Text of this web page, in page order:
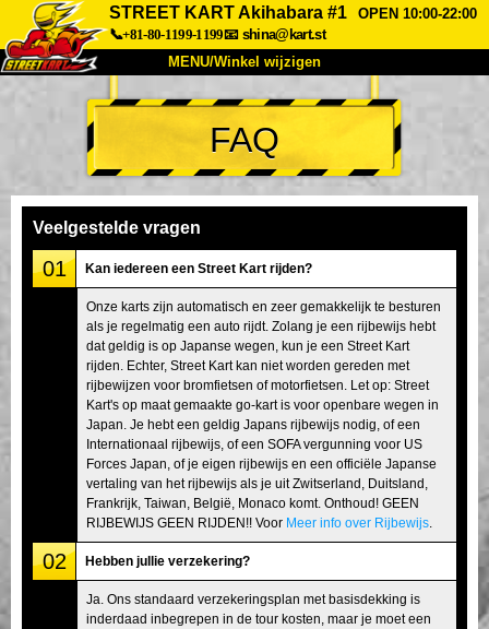
STREET KART Akihabara #1
OPEN 10:00-22:00
📞+81-80-1199-1199📧 shina@kart.st
MENU/Winkel wijzigen
TOP
Over Specificaties Prijzen
Bedrijf
Tokyo Shinagawa Tokyo Akihabara#1
Tokyo Akihabara#2 Tokyo Shibuya
Tokyo Shibuya Annex Tokyo Bay
Tokyo Asakusa Osaka
Okinawa
FAQ
Veelgestelde vragen
01 Kan iedereen een Street Kart rijden?
Onze karts zijn automatisch en zeer gemakkelijk te besturen
als je regelmatig een auto rijdt. Zolang je een rijbewijs hebt
dat geldig is op Japanse wegen, kun je een Street Kart
rijden. Echter, Street Kart kan niet worden gereden met
rijbewijzen voor bromfietsen of motorfietsen. Let op: Street
Kart's op maat gemaakte go-kart is voor openbare wegen in
Japan. Je hebt een geldig Japans rijbewijs nodig, of een
Internationaal rijbewijs, of een SOFA vergunning voor US
Forces Japan, of je eigen rijbewijs en een officiële Japanse
vertaling van het rijbewijs als je uit Zwitserland, Duitsland,
Frankrijk, Taiwan, België, Monaco komt. Onthoud! GEEN
RIJBEWIJS GEEN RIJDEN!! Voor Meer info over Rijbewijs
02 Hebben jullie verzekering?
Ja. Ons standaard verzekeringsplan met basisdekking is
inderdaad inbegrepen in de tour kosten, maar je moet een